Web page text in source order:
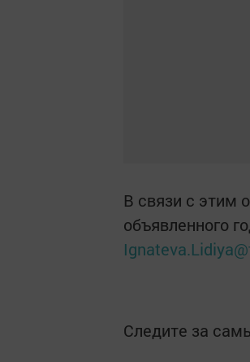
В связи с этим
объявленного
Следите за